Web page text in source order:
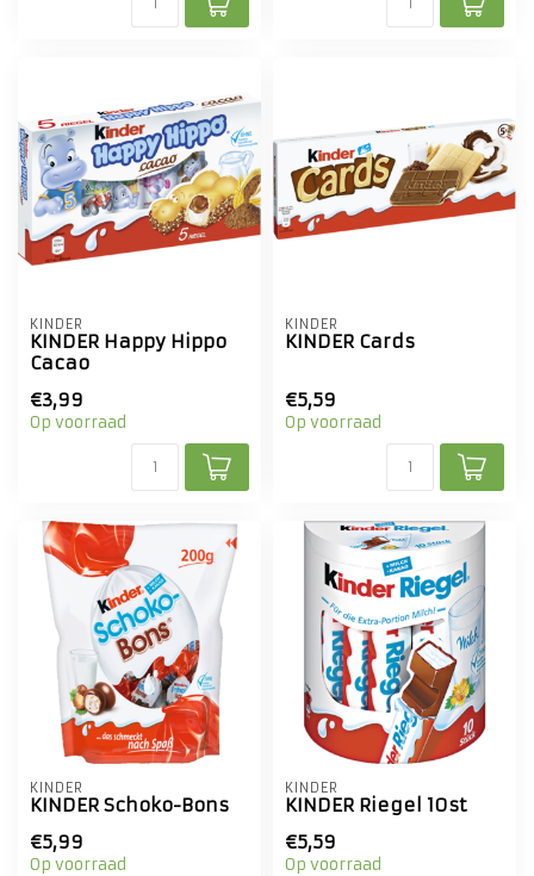
KINDER
KINDER Happy Hippo
Cacao
€3,99
Op voorraad
KINDER
KINDER Cards
€5,59
Op voorraad
KINDER
KINDER Schoko-Bons
€5,99
Op voorraad
KINDER
KINDER Riegel 10st
€5,59
Op voorraad